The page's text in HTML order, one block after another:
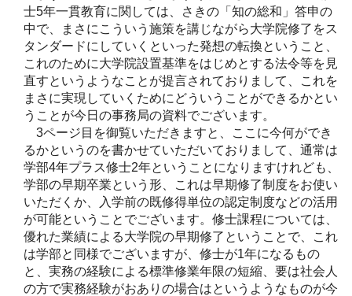
士5年一貫教育に関しては、さきの「知の総和」答申の
中で、まさにこういう施策を講じながら大学院修了をス
タンダードにしていくといった発想の転換ということ、
これのために大学院設置基準をはじめとする法令等を見
直すというようなことが提言されておりまして、これを
まさに実現していくためにどういうことができるかとい
うことが今日の事務局の資料でございます。
3ページ目を御覧いただきますと、ここに今何ができ
るかというのを書かせていただいておりまして、通常は
学部4年プラス修士2年ということになりますけれども、
学部の早期卒業という形、これは早期修了制度をお使い
いただくか、入学前の既修得単位の認定制度などの活用
が可能ということでございます。修士課程については、
優れた業績による大学院の早期修了ということで、これ
は学部と同様でございますが、修士が1年になるもの
と、実務の経験による標準修業年限の短縮、要は社会人
の方で実務経験がおありの場合はというようなものが今